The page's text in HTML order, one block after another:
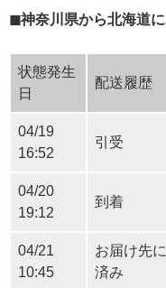
◼神奈川県から北海道
状態発生
日
配送履歴
04/19
16:52
引受
04/20
19:12
到着
04/21
10:45
お届け先
済み